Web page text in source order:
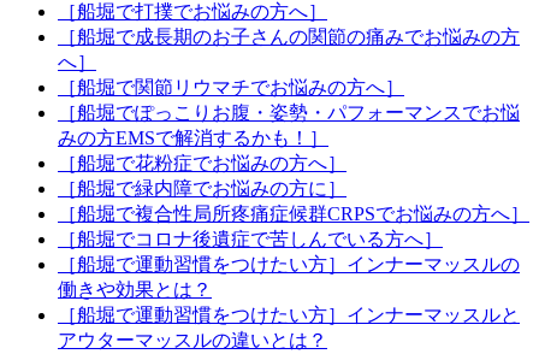
［船堀で打撲でお悩みの方へ］
［船堀で成長期のお子さんの関節の痛みでお悩みの方
へ］
［船堀で関節リウマチでお悩みの方へ］
［船堀でぽっこりお腹・姿勢・パフォーマンスでお悩
みの方EMSで解消するかも！］
［船堀で花粉症でお悩みの方へ］
［船堀で緑内障でお悩みの方に］
［船堀で複合性局所疼痛症候群CRPSでお悩みの方へ］
［船堀でコロナ後遺症で苦しんでいる方へ］
［船堀で運動習慣をつけたい方］インナーマッスルの
働きや効果とは？
［船堀で運動習慣をつけたい方］インナーマッスルと
アウターマッスルの違いとは？